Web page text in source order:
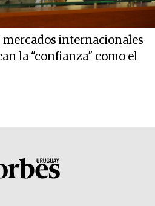
internacionales
la “confianza” como el